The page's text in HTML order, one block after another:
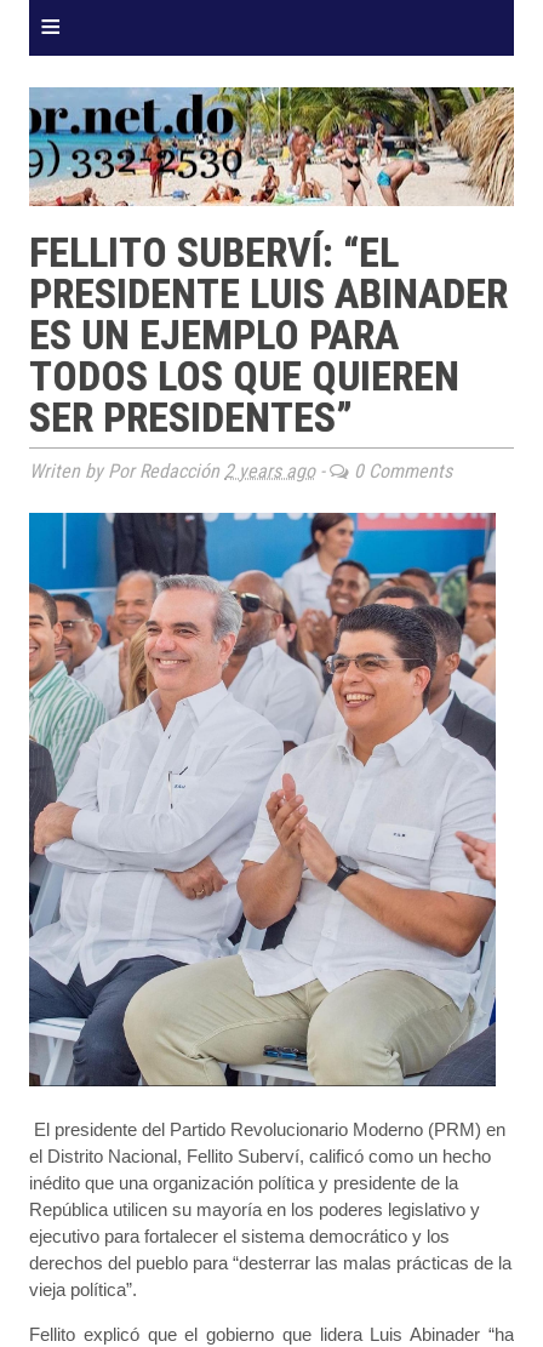
≡
FELLITO SUBERVÍ: “EL
PRESIDENTE LUIS ABINADER
ES UN EJEMPLO PARA
TODOS LOS QUE QUIEREN
SER PRESIDENTES”
Writen by Por Redacción 2 years ago- 0 Comments
El presidente del Partido Revolucionario Moderno (PRM) en
el Distrito Nacional, Fellito Suberví, calificó como un hecho
inédito que una organización política y presidente de la
República utilicen su mayoría en los poderes legislativo y
ejecutivo para fortalecer el sistema democrático y los
derechos del pueblo para “desterrar las malas prácticas de la
vieja política”.
Fellito explicó que el gobierno que lidera Luis Abinader “ha